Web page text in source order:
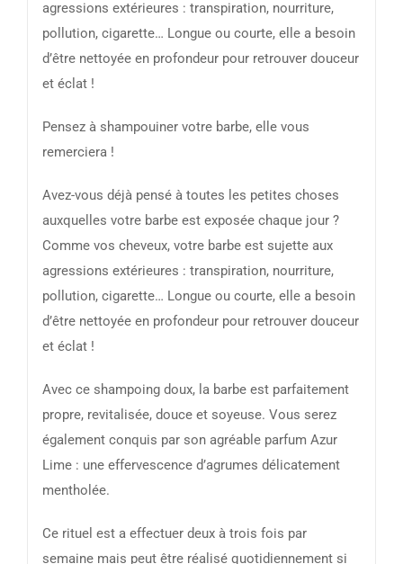
agressions extérieures : transpiration, nourriture,
pollution, cigarette… Longue ou courte, elle a besoin
d’être nettoyée en profondeur pour retrouver douceur
et éclat !
Pensez à shampouiner votre barbe, elle vous
remerciera !
Avez-vous déjà pensé à toutes les petites choses
auxquelles votre barbe est exposée chaque jour ?
Comme vos cheveux, votre barbe est sujette aux
agressions extérieures : transpiration, nourriture,
pollution, cigarette… Longue ou courte, elle a besoin
d’être nettoyée en profondeur pour retrouver douceur
et éclat !
Avec ce shampoing doux, la barbe est parfaitement
propre, revitalisée, douce et soyeuse. Vous serez
également conquis par son agréable parfum Azur
Lime : une effervescence d’agrumes délicatement
mentholée.
Ce rituel est a effectuer deux à trois fois par
semaine mais peut être réalisé quotidiennement si